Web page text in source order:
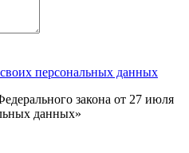
персональных данных
закона от 27 июля
данных»